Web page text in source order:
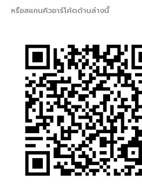
หรือสแกนคิวอาร์โค้ดด้านล่างนี้